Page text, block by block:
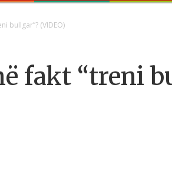
bullgar”? (VIDEO)
fakt “treni